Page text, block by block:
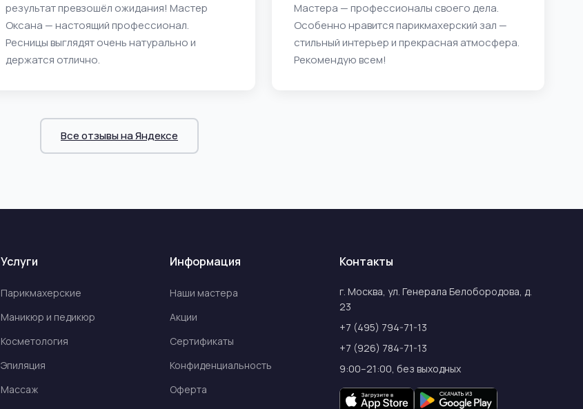
результат превзошёл ожидания! Мастер
Оксана — настоящий профессионал.
Ресницы выглядят очень натурально и
держатся отлично.
Мастера — профессионалы своего дела.
Особенно нравится парикмахерский зал —
стильный интерьер и прекрасная атмосфера.
Рекомендую всем!
Все отзывы на Яндексе
Услуги
Парикмахерские
Маникюр и педикюр
Косметология
Эпиляция
Массаж
Информация
Наши мастера
Акции
Сертификаты
Конфиденциальность
Оферта
Контакты
г. Москва, ул. Генерала Белобородова, д.
23
+7 (495) 794-71-13
+7 (926) 784-71-13
9:00–21:00, без выходных